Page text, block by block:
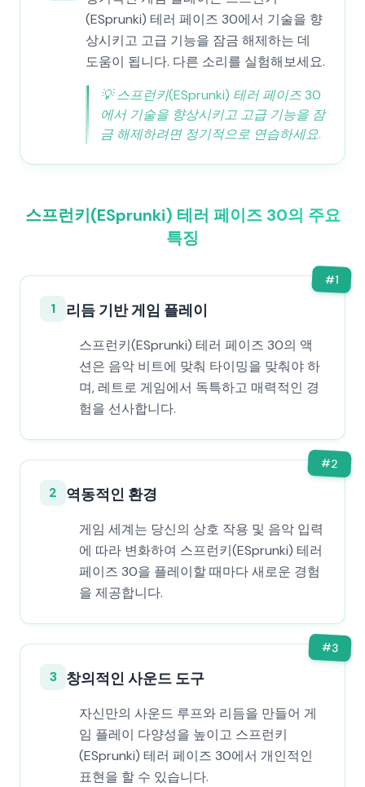
(ESprunki) 테러 페이즈 30에서 기술을 향
상시키고 고급 기능을 잠금 해제하는 데
도움이 됩니다. 다른 소리를 실험해보세요.
💡스프런키(ESprunki) 테러 페이즈 30
에서 기술을 향상시키고 고급 기능을 잠
금 해제하려면 정기적으로 연습하세요.
스프런키(ESprunki) 테러 페이즈 30의 주요
특징
#1
1 리듬 기반 게임 플레이
스프런키(ESprunki) 테러 페이즈 30의 액
션은 음악 비트에 맞춰 타이밍을 맞춰야 하
며, 레트로 게임에서 독특하고 매력적인 경
험을 선사합니다.
#2
2 역동적인 환경
게임 세계는 당신의 상호 작용 및 음악 입력
에 따라 변화하여 스프런키(ESprunki) 테러
페이즈 30을 플레이할 때마다 새로운 경험
을 제공합니다.
#3
3 창의적인 사운드 도구
자신만의 사운드 루프와 리듬을 만들어 게
임 플레이 다양성을 높이고 스프런키
(ESprunki) 테러 페이즈 30에서 개인적인
표현을 할 수 있습니다.